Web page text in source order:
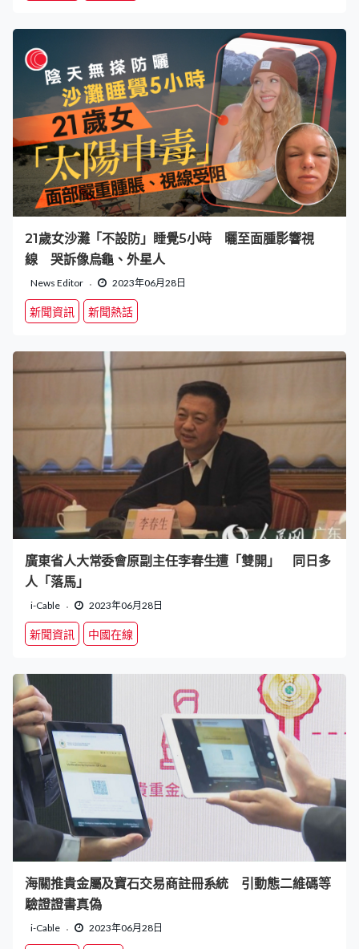
21歲女沙灘「不設防」睡覺5小時 曬至面腫影響視
線 哭訴像烏龜、外星人
News Editor 2023年06月28日
新聞資訊 新聞熱話
廣東省人大常委會原副主任李春生遭「雙開」 同日多
人「落馬」
i-Cable 2023年06月28日
新聞資訊 中國在線
海關推貴金屬及寶石交易商註冊系統 引動態二維碼等
驗證證書真偽
i-Cable 2023年06月28日